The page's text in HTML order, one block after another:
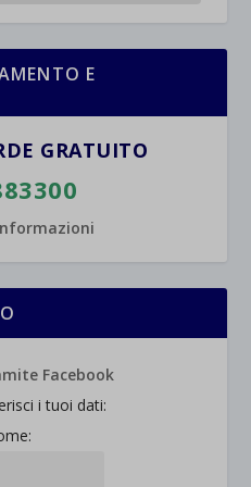
E
GRATUITO
i tuoi dati: